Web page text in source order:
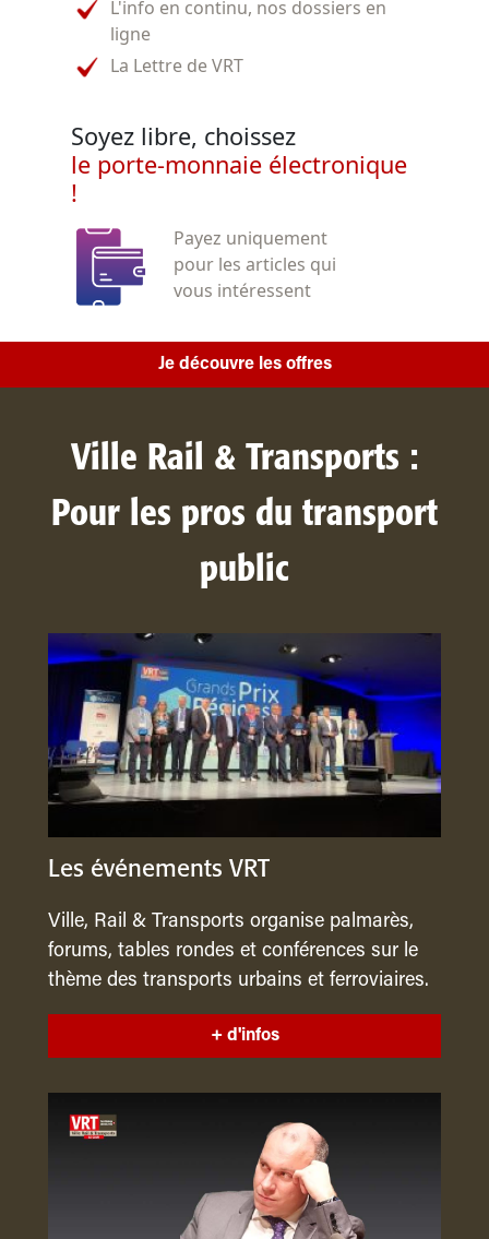
L'info en continu, nos dossiers en
ligne
La Lettre de VRT
Soyez libre, choissez
le porte-monnaie électronique
!
Payez uniquement
pour les articles qui
vous intéressent
Je découvre les offres
Ville Rail & Transports :
Pour les pros du transport
public
Les événements VRT
Ville, Rail & Transports organise palmarès,
forums, tables rondes et conférences sur le
thème des transports urbains et ferroviaires.
+ d'infos